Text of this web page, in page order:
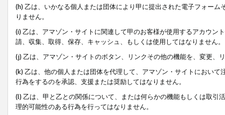
(h) 乙は、いかなる個人または団体により甲に提出された電子フォー
りません。
(i) 乙は、アマゾン・サイトに関連して甲のお客様が使用するアカウン
請、収集、取得、保存、キャッシュ、もしくは使用してはなりません。
(j) 乙は、アマゾン・サイトのボタン、リンクその他の機能を、変更、
(k) 乙は、他の個人または団体を代理して、アマゾン・サイトにおい
行為をするのを承認、支援または奨励してはなりません。
(l) 乙は、甲と乙との関係について、または何らかの機能もしくは取
理的可能性のある行為を行ってはなりません。